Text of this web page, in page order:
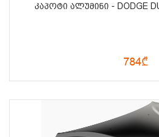
ᲙᲐᲞᲝᲢᲘ ᲐᲚᲣᲛᲘᲜᲘ - DODGE
784₾